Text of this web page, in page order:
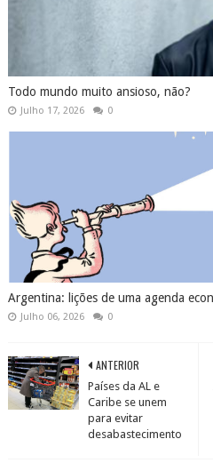
Todo mundo muito ansioso, não?
Julho 17, 2026 0
Argentina: lições de uma agenda
Julho 06, 2026 0
ANTERIOR
Países da AL e
Caribe se unem
para evitar
desabastecimento